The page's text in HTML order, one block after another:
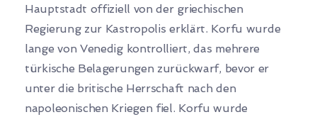
Hauptstadt offiziell von der griechischen
Regierung zur Kastropolis erklärt. Korfu wurde
lange von Venedig kontrolliert, das mehrere
türkische Belagerungen zurückwarf, bevor er
unter die britische Herrschaft nach den
napoleonischen Kriegen fiel. Korfu wurde